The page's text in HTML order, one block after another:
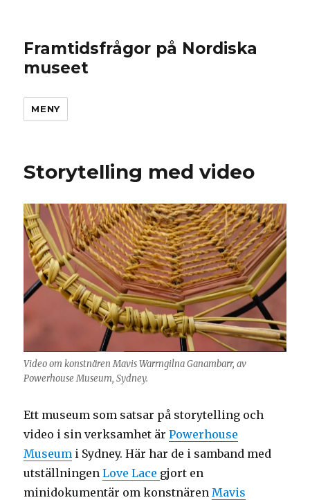
Framtidsfrågor på Nordiska
museet
MENY
Storytelling med video
Video om konstnären Mavis Warrngilna Ganambarr, av
Powerhouse Museum, Sydney.
Ett museum som satsar på storytelling och
video i sin verksamhet ärPowerhouse
Museum i Sydney. Här har de i samband med
utställningenLove Lace gjort en
minidokumentär om konstnären Mavis